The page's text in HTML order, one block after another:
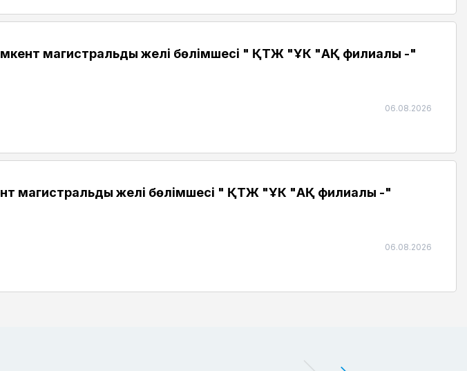
магистральдық желі бөлімшесі " ҚТЖ "ҰК "АҚ филиалы -"
06.08.2026
магистральдық желі бөлімшесі " ҚТЖ "ҰК "АҚ филиалы -"
06.08.2026